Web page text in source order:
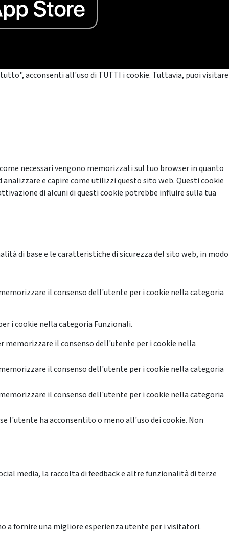
acconsenti all'uso di TUTTI i cookie. Tuttavia, puoi visitare
necessari vengono memorizzati sul tuo browser in quanto
e capire come utilizzi questo sito web. Questi cookie
di alcuni di questi cookie potrebbe influire sulla tua
di base e le caratteristiche di sicurezza del sito web, in modo
il consenso dell'utente per i cookie nella categoria
i cookie nella categoria Funzionali.
memorizzare il consenso dell'utente per i cookie nella
il consenso dell'utente per i cookie nella categoria
il consenso dell'utente per i cookie nella categoria
l'utente ha acconsentito o meno all'uso dei cookie. Non
media, la raccolta di feedback e altre funzionalità di terze
a fornire una migliore esperienza utente per i visitatori.